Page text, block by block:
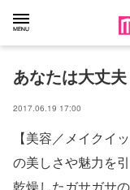
あなたは大丈
2017.06.19 17:00
【美容／メイクイ
の美しさや魅力を